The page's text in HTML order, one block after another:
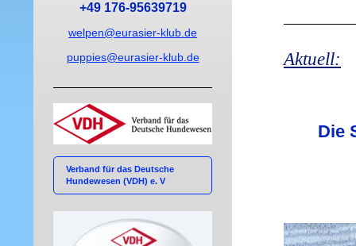
+49 176-95639719
welpen@eurasier-klub.de
puppies@eurasier-klub.de
Verband für das Deutsche
Hundewesen (VDH) e. V
Aktuell:
Die